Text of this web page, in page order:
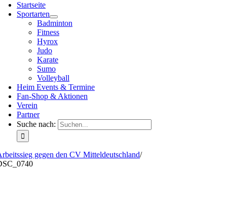
Startseite
Sportarten
Badminton
Fitness
Hyrox
Judo
Karate
Sumo
Volleyball
Heim Events & Termine
Fan-Shop & Aktionen
Verein
Partner
Suche nach:
gegen den CV Mitteldeutschland/